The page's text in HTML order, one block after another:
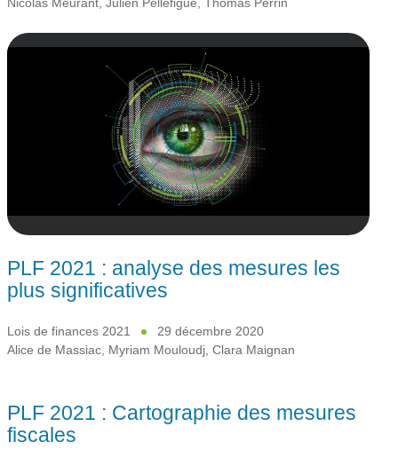
PLF 2021 : analyse des mesures les
plus significatives
Lois de finances 2021
29 décembre 2020
Alice de Massiac, Myriam Mouloudj, Clara Maignan
PLF 2021 : Cartographie des mesures
fiscales